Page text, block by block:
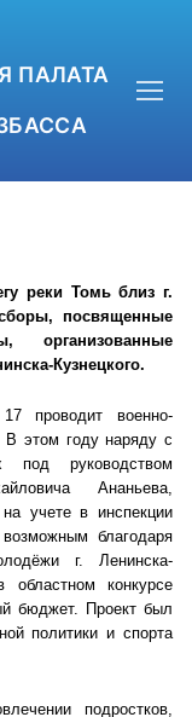
ПАЛАТА
реки Томь близ г.
посвященные
Кузнецкого.
военно-
В этом году наряду с
руководством
Ананьева,
учете в инспекции
благодаря
г. Ленинска-
конкурсе
бюджет. Проект был
политики и спорта
подростков,